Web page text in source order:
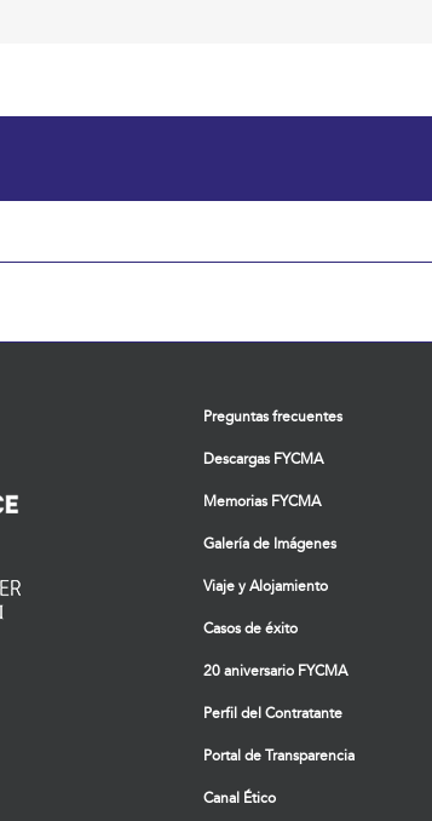
Preguntas frecuentes
Descargas FYCMA
Memorias FYCMA
Galería de Imágenes
Viaje y Alojamiento
Casos de éxito
20 aniversario FYCMA
Perfil del Contratante
Portal de Transparencia
Canal Ético